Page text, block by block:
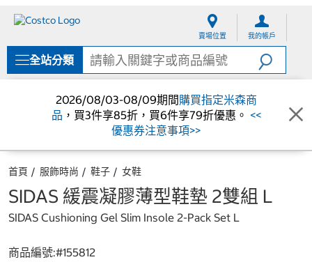
單
賣場位置 我的帳戶
全站分類
2026/08/03-08/09期間購買指定米森商
品 ，買3件享85折，買6件享79折優惠。 <<
優惠券注意事項>>
首頁 服飾時尚 鞋子 女鞋
SIDAS 緩震凝膠薄型鞋墊 2雙組 L
SIDAS Cushioning Gel Slim Insole 2-Pack Set L
商品編號:#155812